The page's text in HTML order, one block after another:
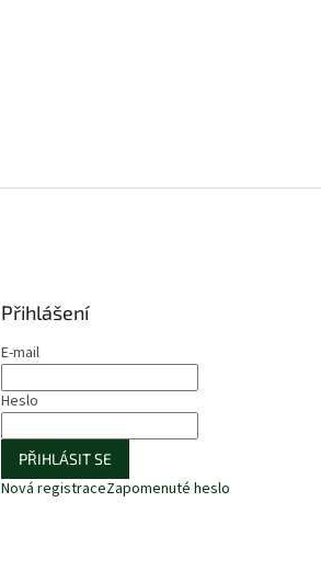
Přihlášení
E-mail
Heslo
PŘIHLÁSIT SE
Nová registraceZapomenuté heslo